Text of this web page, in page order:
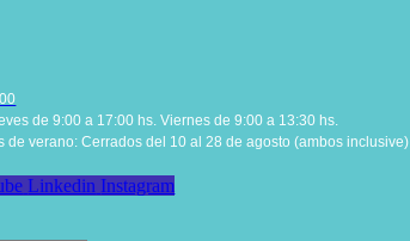
de 9:00 a 17:00 hs. Viernes de 9:00 a 13:30 hs.
de verano: Cerrados del 10 al 28 de agosto (ambos inclusive)
Linkedin Instagram